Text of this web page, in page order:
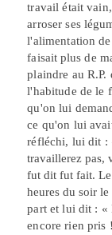
travail était
arroser ses
l'alimentation
faisaitplusde
plaindre au
l'habitude de le
qu'on lui
ce qu'on lui
réfléchi, lui dit :
travaillerez pas,
fut dit fut fait. Le
heures du soir le
part et lui dit : «
encore rien pris